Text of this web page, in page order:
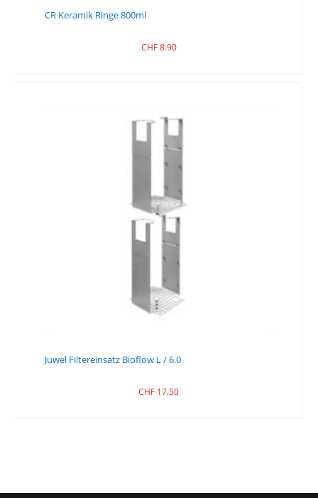
CR Keramik Ringe 800ml
CHF8.90
Juwel Filtereinsatz Bioflow L / 6.0
CHF 17.50